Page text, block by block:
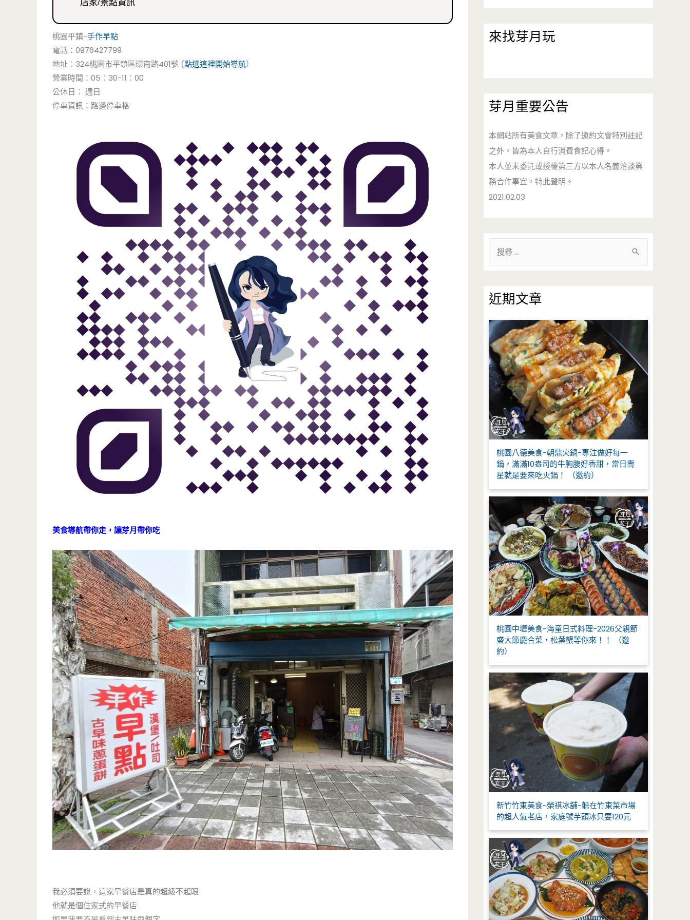
店家/景點資訊
桃園平鎮-手作早點
電話：0976427799
地址：324桃園市平鎮區環南路401號 (點選這裡開始導航）
營業時間：05：30-11：00
公休日： 週日
停車資訊：路邊停車格
美食導航帶你走，讓芽月帶你吃
我必須要說，這家早餐店是真的超級不起眼
他就是個住家式的早餐店
來找芽月玩
芽月重要公告
本網站所有美食文章，除了邀約文會特別註記
之外，皆為本人自行消費食記心得。
本人並未委託或授權第三方以本人名義洽談業
務合作事宜，特此聲明。
2021.02.03
鍵
字
:
近期文章
桃園八德美食-朝鼎火鍋-專注做好每一
鍋，滿滿10盎司的牛胸腹好香甜，當日壽
星就是要來吃火鍋！ （邀約）
桃園中壢美食-海童日式料理-2026父親節
盛大節慶合菜，松葉蟹等你來！！ （邀
約）
新竹竹東美食-榮祺冰舖-躲在竹東菜市場
的超人氣老店，家庭號芋頭冰只要120元